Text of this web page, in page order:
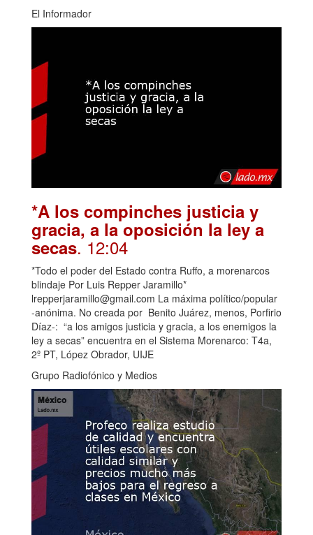
El Informador
*A los compinches justicia y
gracia, a la oposición la ley a
secas. 12:04
*Todo el poder del Estado contra Ruffo, a morenarcos
blindaje Por Luis Repper Jaramillo*
lrepperjaramillo@gmail.com La máxima político/popular
-anónima. No creada por Benito Juárez, menos, Porfirio
Díaz-: “a los amigos justicia y gracia, a los enemigos la
ley a secas” encuentra en el Sistema Morenarco: T4a,
2º PT, López Obrador, UIJE
Grupo Radiofónico y Medios